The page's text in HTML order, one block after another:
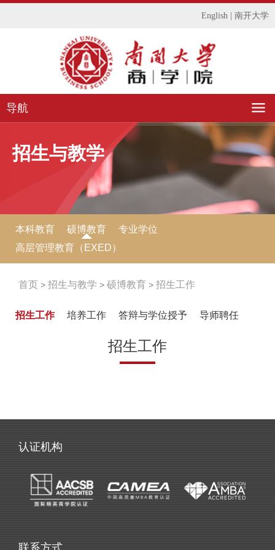
English 南开大学
导航
招生与教学
本科教育 硕博教育
专业学位
高层管理教育（EXED）
首页 招生与教学 硕博教育 招生工作
招生工作 培养工作 答辩与学位授予 导师聘任
招生工作
认证机构
联系方式